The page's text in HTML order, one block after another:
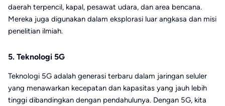
daerah terpencil, kapal, pesawat udara, dan area bencana.
Mereka juga digunakan dalam eksplorasi luar angkasa dan misi
penelitian ilmiah.
5. Teknologi 5G
Teknologi 5G adalah generasi terbaru dalam jaringan seluler
yang menawarkan kecepatan dan kapasitas yang jauh lebih
tinggi dibandingkan dengan pendahulunya. Dengan 5G, kita